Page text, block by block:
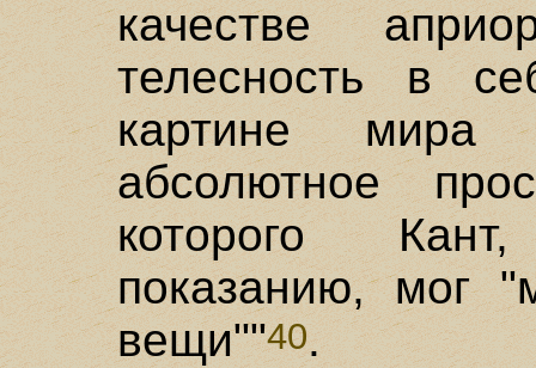
качестве
телесность в
картине мира
абсолютное
которого
показанию, мог
вещи""40.